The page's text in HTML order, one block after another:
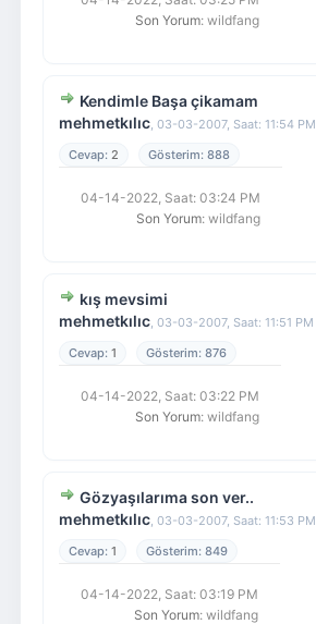
Son Yorum: wildfang
Kendimle Başa çikamam
mehmetkılıc, 03-03-2007, Saat: 11:54 PM
2
888
04-14-2022, Saat: 03:24 PM
Son Yorum: wildfang
kış mevsimi
mehmetkılıc, 03-03-2007, Saat: 11:51 PM
1
876
04-14-2022, Saat: 03:22 PM
Son Yorum: wildfang
Gözyaşılarıma son ver..
mehmetkılıc, 03-03-2007, Saat: 11:53 PM
1
849
04-14-2022, Saat: 03:19 PM
Son Yorum: wildfang